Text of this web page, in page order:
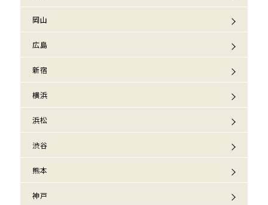
岡山
広島
新宿
横浜
浜松
渋谷
熊本
神戸